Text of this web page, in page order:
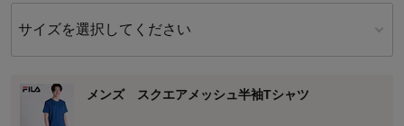
サイズを選択してください
メンズ スクエアメッシュ半袖Tシャツ